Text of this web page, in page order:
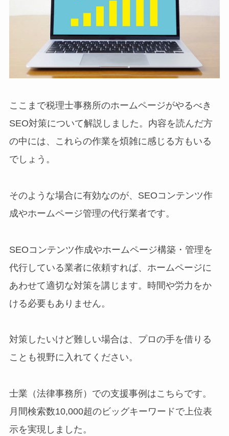
ここまで税理士事務所のホームページがやるべき
SEO対策について解説しました。内容を読んだ方
の中には、これらの作業を煩雑に感じる方もいる
でしょう。
そのような場合に有効なのが、SEOコンテンツ作
成やホームページ管理の代行業者です。
SEOコンテンツ作成やホームページ構築・管理を
代行している業者に依頼すれば、ホームページに
あわせて適切な対策を講じます。時間や労力をか
ける必要もありません。
対策したいけど難しい場合は、プロの手を借りる
ことも視野に入れてください。
士業（法律事務所）での支援事例はこちらです。
月間検索数10,000超のビッグキーワードで上位表
示を実現しました。